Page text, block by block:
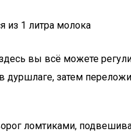
из 1 литра молока
здесь вы всё можете
дуршлаге, затем
ломтиками,